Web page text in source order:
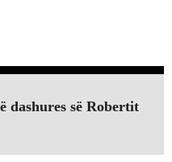
dashures së Robertit